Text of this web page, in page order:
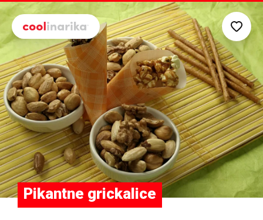
Preskoči na glavni sadržaj
Pikantne grickalice